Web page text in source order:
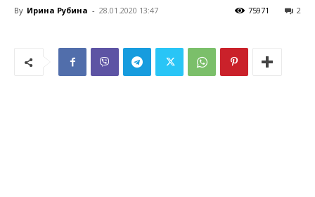
By Ирина Рубина - 28.01.2020 13:47 2
75971